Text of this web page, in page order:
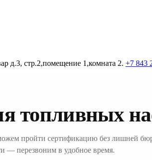
д.3, стр.2,помещение 1,комната 2. +7 843
топливных
пройти сертификацию без лишней
— перезвоним в удобное время.